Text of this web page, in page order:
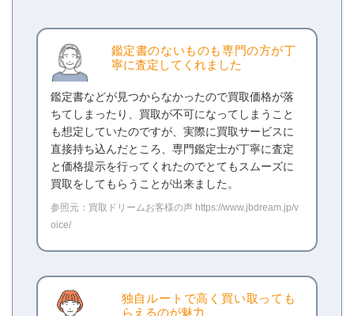
鑑定書のないものも専門の方が丁
寧に査定してくれました
鑑定書などが見つからなかったので買取価格が落
ちてしまったり、買取が不可になってしまうこと
も想定していたのですが、実際に買取サービスに
直接持ち込んだところ、専門鑑定士が丁寧に査定
と価格提示を行ってくれたのでとてもスムーズに
買取をしてもらうことが出来ました。
参照元：買取ドリームお客様の声 https://www.jbdream.jp/v
oice/
独自ルートで高く買い取っても
らえるのが魅力